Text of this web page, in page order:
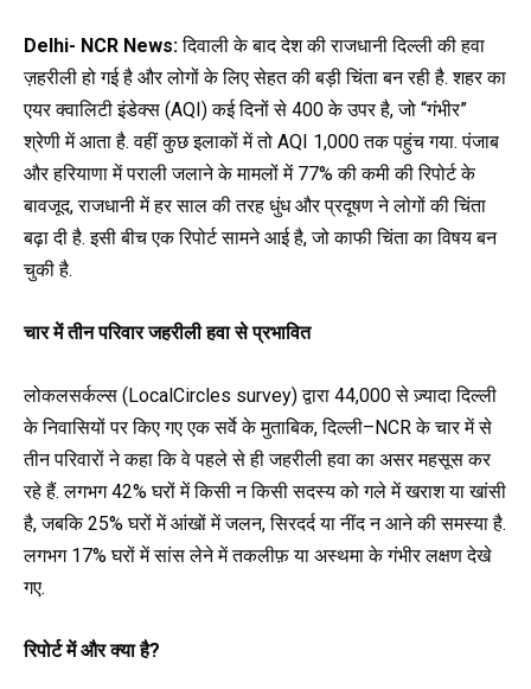
Delhi- NCR News:दिवाली के बाद देश की राजधानी दिल्ली की हवा
ज़हरीली हो गई है और लोगों के लिए सेहत की बड़ी चिंता बन रही है. शहर का
एयर क्वालिटी इंडेक्स (AQI)कई दिनों से 400 के उपर है, जो “गंभीर”
श्रेणी में आता है. वहीं कुछ इलाकों में तो AQI 1,000 तक पहुंच गया. पंजाब
और हरियाणा में पराली जलाने के मामलों में 77% की कमी की रिपोर्ट के
बावजूद, राजधानी में हर साल की तरह धुंध और प्रदूषण ने लोगों की चिंता
बढ़ा दी है. इसी बीच एक रिपोर्ट सामने आई है, जो काफी चिंता का विषय बन
चुकी है.
चार में तीन परिवारजहरीली हवा से प्रभावित
लोकलसर्कल्स (LocalCircles survey) द्वारा 44,000 से ज़्यादा दिल्ली
के निवासियों पर किए गए एक सर्वे के मुताबिक,दिल्ली–NCRके चार में से
तीन परिवारों ने कहा कि वे पहले से ही जहरीली हवा का असर महसूस कर
रहे हैं. लगभग 42% घरों में किसी न किसी सदस्य को गले में खराश या खांसी
है, जबकि 25% घरों में आंखों में जलन, सिरदर्द या नींद न आने की समस्या है.
लगभग 17% घरों में सांस लेने में तकलीफ़ या अस्थमा के गंभीर लक्षण देखे
गए.
रिपोर्ट में और क्या है?